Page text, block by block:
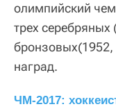
олимпийский
трех серебряных
бронзовых(1952,
наград.
ЧМ-2017: